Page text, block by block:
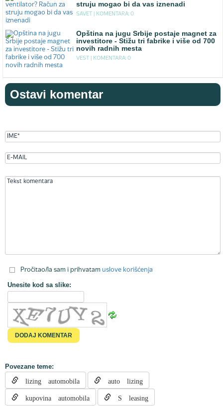
struju mogao bi da vas iznenadi
SAVET | KOMENTARA: 0
Opština na jugu Srbije postaje magnet za
investitore - Stižu tri fabrike i više od 700
novih radnih mesta
VEST | KOMENTARA: 0
Ostavi komentar
Pročitao/la sam i prihvatam uslove korišćenja
Unesite kod sa slike:
Povezane teme:
lizing automobila auto lizing
kupovina automobila S leasing